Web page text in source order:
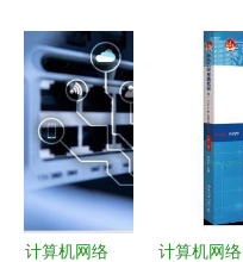
企业网络与
工厂自动化
维护新选择
协同构建未
来智能世界
计算机网络
计算机网络